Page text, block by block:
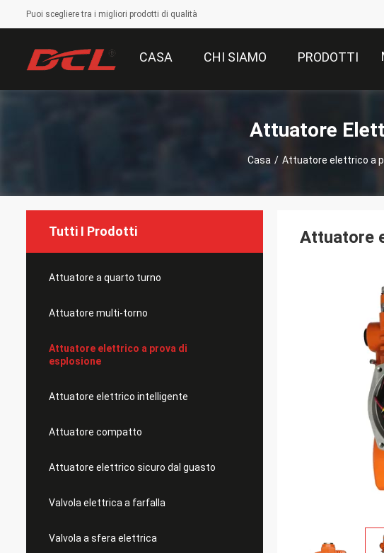
Puoi scegliere tra i migliori prodotti di qualità
CASA CHI SIAMO PRODOTTI
Attuatore
Casa / Attuatore elettrico a
Tutti I Prodotti
Attuatore a quarto turno
Attuatore multi-torno
Attuatore elettrico a prova di
esplosione
Attuatore elettrico intelligente
Attuatore compatto
Attuatore elettrico sicuro dal guasto
Valvola elettrica a farfalla
Valvola a sfera elettrica
Attuatore